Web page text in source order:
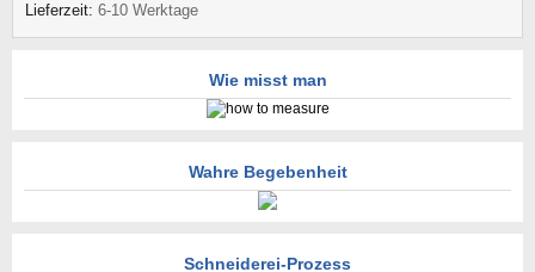
Lieferzeit: 6-10 Werktage
Wie misst man
Wahre Begebenheit
Schneiderei-Prozess